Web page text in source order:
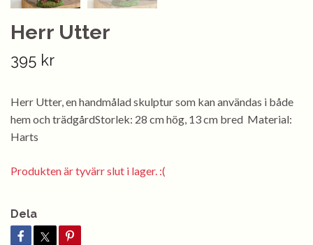
Herr Utter
395 kr
Herr Utter, en handmålad skulptur som kan användas i både
hem och trädgårdStorlek: 28 cm hög, 13 cm bred Material:
Harts
Produkten är tyvärr slut i lager. :(
Dela